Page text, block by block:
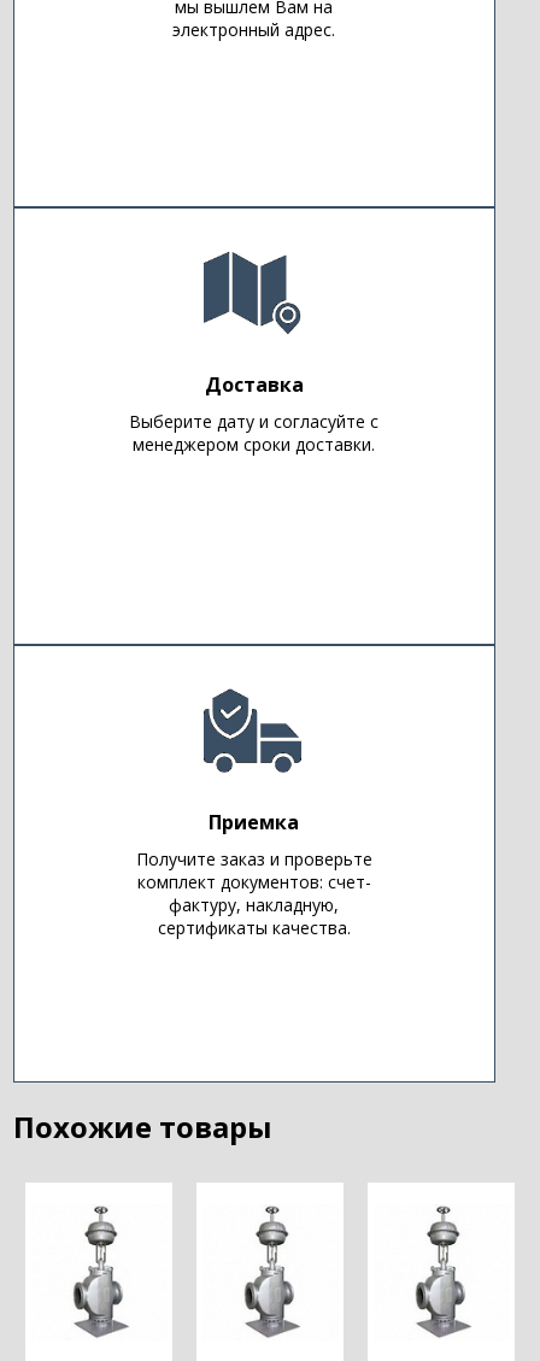
мы вышлем Вам на
электронный адрес.
Доставка
Выберите дату и согласуйте с
менеджером сроки доставки.
Приемка
Получите заказ и проверьте
комплект документов: счет-
фактуру, накладную,
сертификаты качества.
Похожие товары